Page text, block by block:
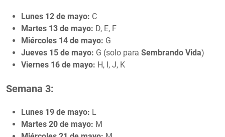
Lunes 12 de mayo: C
Martes 13 de mayo: D, E, F
Miércoles 14 de mayo: G
Jueves 15 de mayo: G (solo para Sembrando Vida)
Viernes 16 de mayo: H, I, J, K
Semana 3:
Lunes 19 de mayo: L
Martes 20 de mayo: M